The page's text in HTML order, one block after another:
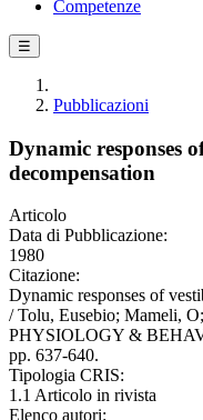
Competenze
☰
Pubblicazioni
Dynamic responses
decompensation
Articolo
Data di Pubblicazione:
1980
Citazione:
Dynamic responses of
/ Tolu, Eusebio; Mameli,
PHYSIOLOGY &
pp. 637-640.
Tipologia CRIS:
1.1 Articolo in rivista
Elenco autori: